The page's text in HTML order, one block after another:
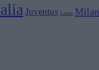
Juventus Lazio Milan